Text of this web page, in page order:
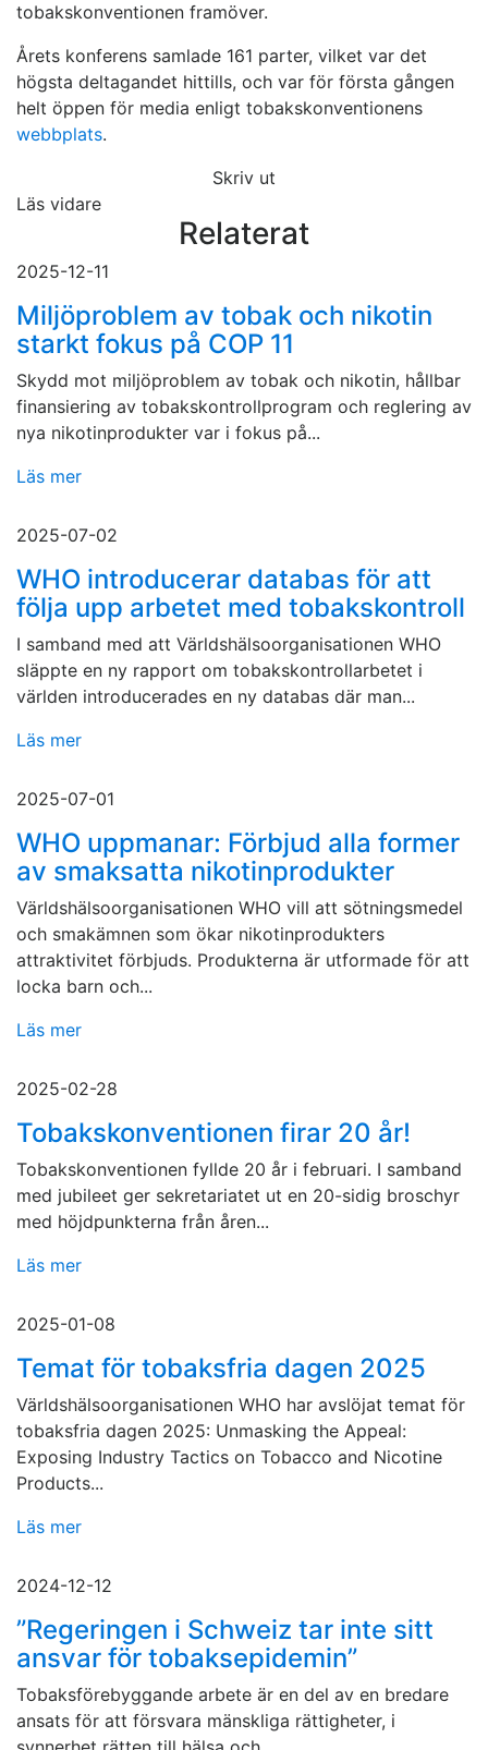
tobakskonventionen framöver.
Årets konferens samlade 161 parter, vilket var det
högsta deltagandet hittills, och var för första gången
helt öppen för media enligt tobakskonventionens
webbplats.
Skriv ut
Läs vidare
Relaterat
2025-12-11
Miljöproblem av tobak och nikotin
starkt fokus på COP 11
Skydd mot miljöproblem av tobak och nikotin, hållbar
finansiering av tobakskontrollprogram och reglering av
nya nikotinprodukter var i fokus på...
Läs mer
2025-07-02
WHO introducerar databas för att
följa upp arbetet med tobakskontroll
I samband med att Världshälsoorganisationen WHO
släppte en ny rapport om tobakskontrollarbetet i
världen introducerades en ny databas där man...
Läs mer
2025-07-01
WHO uppmanar: Förbjud alla former
av smaksatta nikotinprodukter
Världshälsoorganisationen WHO vill att sötningsmedel
och smakämnen som ökar nikotinprodukters
attraktivitet förbjuds. Produkterna är utformade för att
locka barn och...
Läs mer
2025-02-28
Tobakskonventionen firar 20 år!
Tobakskonventionen fyllde 20 år i februari. I samband
med jubileet ger sekretariatet ut en 20-sidig broschyr
med höjdpunkterna från åren...
Läs mer
2025-01-08
Temat för tobaksfria dagen 2025
Världshälsoorganisationen WHO har avslöjat temat för
tobaksfria dagen 2025: Unmasking the Appeal:
Exposing Industry Tactics on Tobacco and Nicotine
Products...
Läs mer
2024-12-12
”Regeringen i Schweiz tar inte sitt
ansvar för tobaksepidemin”
Tobaksförebyggande arbete är en del av en bredare
ansats för att försvara mänskliga rättigheter, i